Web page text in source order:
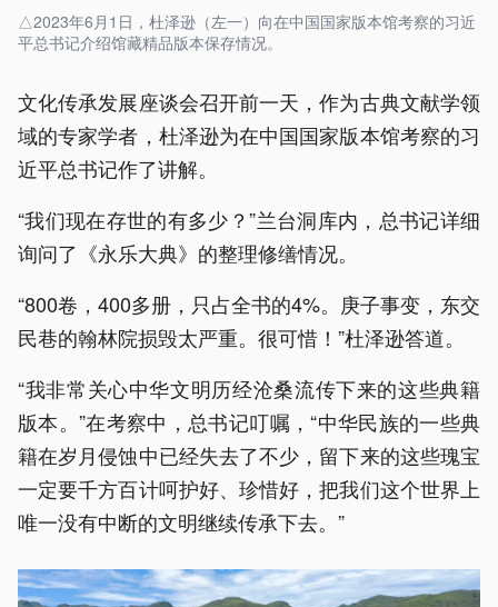
△2023年6月1日，杜泽逊（左一）向在中国国家版本馆考察的习近
平总书记介绍馆藏精品版本保存情况。
文化传承发展座谈会召开前一天，作为古典文献学领
域的专家学者，杜泽逊为在中国国家版本馆考察的习
近平总书记作了讲解。
“我们现在存世的有多少？”兰台洞库内，总书记详细
询问了《永乐大典》的整理修缮情况。
“800卷，400多册，只占全书的4%。庚子事变，东交
民巷的翰林院损毁太严重。很可惜！”杜泽逊答道。
“我非常关心中华文明历经沧桑流传下来的这些典籍
版本。”在考察中，总书记叮嘱，“中华民族的一些典
籍在岁月侵蚀中已经失去了不少，留下来的这些瑰宝
一定要千方百计呵护好、珍惜好，把我们这个世界上
唯一没有中断的文明继续传承下去。”